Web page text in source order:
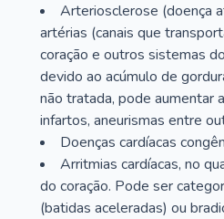
Arteriosclerose (doença
artérias (canais que
coração e outros sistemas
devido ao acúmulo de
não tratada, pode aumentar
infartos, aneurismas entre
Doenças cardíacas
Arritmias cardíacas, no
do coração. Pode ser
(batidas aceleradas) ou